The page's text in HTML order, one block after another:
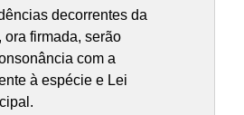
decorrentes da
ora firmada, serão
com a
à espécie e Lei